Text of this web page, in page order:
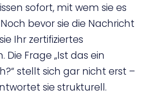
sofort, mit wem sie es
bevor sie die Nachricht
Ihr zertifiziertes
Die Frage „Ist das ein
stellt sich gar nicht erst –
sie strukturell.